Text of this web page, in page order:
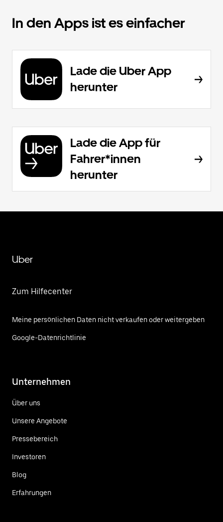
In den Apps ist es einfacher
Lade die Uber App
herunter
Lade die App für
Fahrer*innen
herunter
Uber
Zum Hilfecenter
Meine persönlichen Daten nicht verkaufen oder weitergeben
Google-Datenrichtlinie
Unternehmen
Über uns
Unsere Angebote
Pressebereich
Investoren
Blog
Erfahrungen